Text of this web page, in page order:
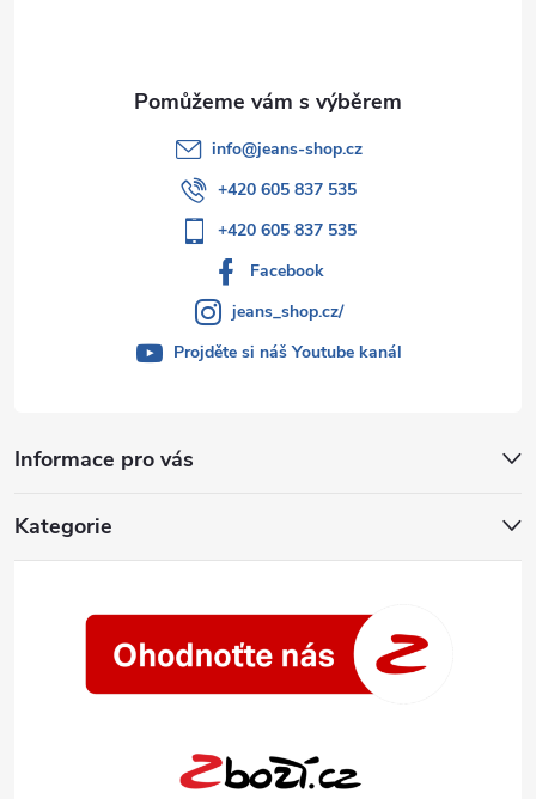
Informace pro vás
Kategorie
info@jeans-shop.cz
+420 605 837 535
+420 605 837 535
Facebook
jeans_shop.cz/
Projděte si náš Youtube kanál